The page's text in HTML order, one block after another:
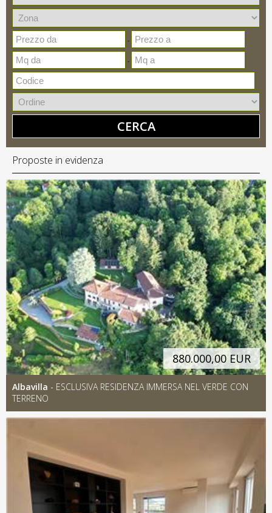
-
-
CERCA
Proposte in evidenza
880.000,00 EUR
Albavilla - ESCLUSIVA RESIDENZA IMMERSA NEL VERDE CON
TERRENO